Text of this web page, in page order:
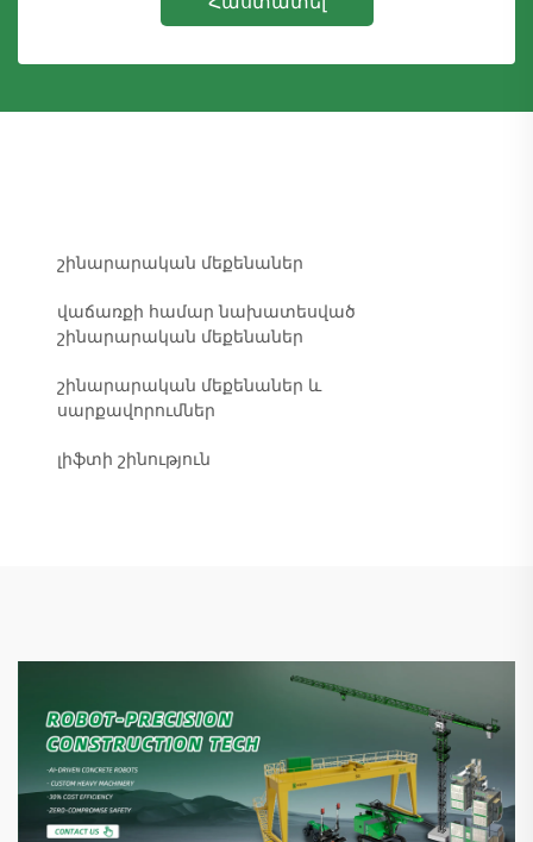
շինարարական մեքենաներ
վաճառքի համար նախատեսված
շինարարական մեքենաներ
շինարարական մեքենաներ և
սարքավորումներ
լիֆտի շինություն